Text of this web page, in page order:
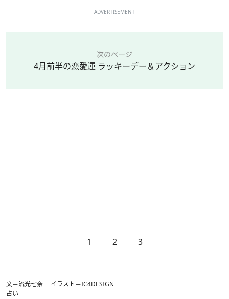
ADVERTISEMENT
次のページ
4月前半の恋愛運 ラッキーデー＆アクション
1 2 3
文＝流光七奈 イラスト＝IC4DESIGN
占い